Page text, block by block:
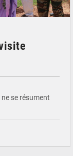
se résument